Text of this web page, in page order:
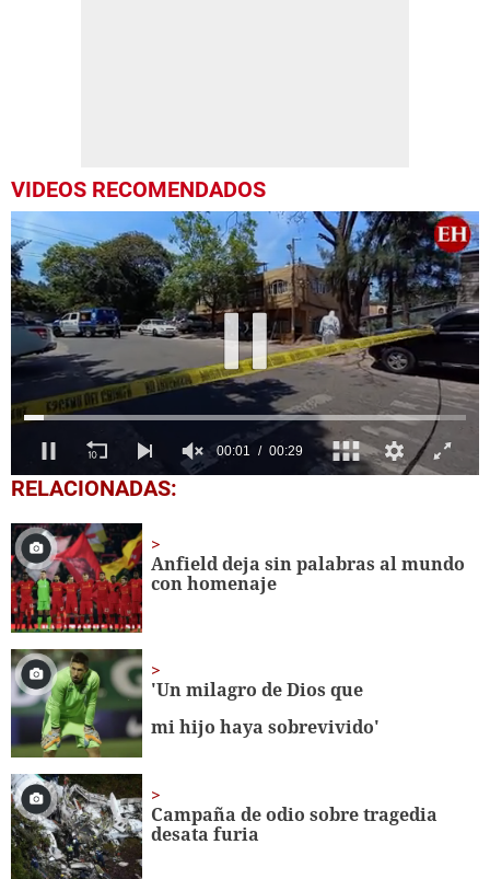
VIDEOS RECOMENDADOS
0
seconds
29
seconds
RELACIONADAS:
Anfield deja sin palabras al mundo
con homenaje
'Un milagro de Dios que
mi hijo haya sobrevivido'
Campaña de odio sobre tragedia
desata furia